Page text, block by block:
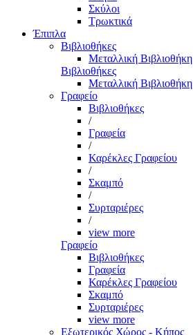
Σκύλοι
Τρωκτικά
Έπιπλα
Βιβλιοθήκες
Μεταλλική Βιβλιοθήκη
Βιβλιοθήκες
Μεταλλική Βιβλιοθήκη
Γραφείο
Βιβλιοθήκες
/
Γραφεία
/
Καρέκλες Γραφείου
/
Σκαμπό
/
Συρταριέρες
/
view more
Γραφείο
Βιβλιοθήκες
Γραφεία
Καρέκλες Γραφείου
Σκαμπό
Συρταριέρες
view more
Εξωτερικός Χώρος - Κήπος